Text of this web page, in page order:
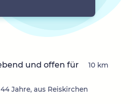
und offen für
44 Jahre, aus Reiskirchen
10 km